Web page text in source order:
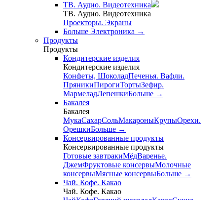
ТВ. Аудио. Видеотехника
ТВ. Аудио. Видеотехника
Проекторы. Экраны
Больше Электроника →
Продукты
Продукты
Кондитерские изделия
Кондитерские изделия
Конфеты, ШоколадПеченья. Вафли.
ПряникиПирогиТортыЗефир.
МармеладЛепешкиБольше →
Бакалея
Бакалея
МукаСахарСольМакароныКрупыОрехи.
ОрешкиБольше →
Консервированные продукты
Консервированные продукты
Готовые завтракиМёдВаренье.
ДжемФруктовые консервыМолочные
консервыМясные консервыБольше →
Чай. Кофе. Какао
Чай. Кофе. Какао